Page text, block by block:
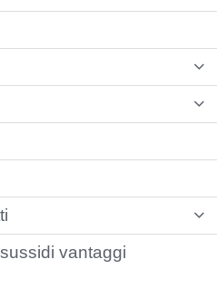
vantaggi